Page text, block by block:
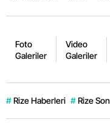
Foto
Galeriler
Video
Galeriler
# Rize Haberleri # Rize